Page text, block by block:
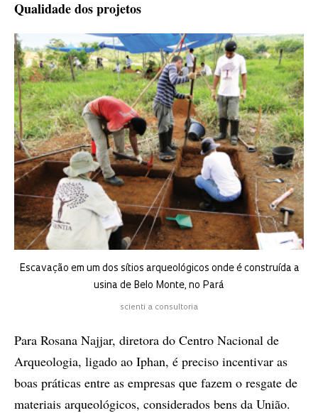
Qualidade dos projetos
Escavação em um dos sítios arqueológicos onde é construída a
usina de Belo Monte, no Pará
scienti a consultoria
Para Rosana Najjar, diretora do Centro Nacional de
Arqueologia, ligado ao Iphan, é preciso incentivar as
boas práticas entre as empresas que fazem o resgate de
materiais arqueológicos, considerados bens da União.